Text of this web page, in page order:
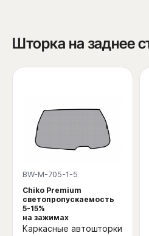
Шторка на заднее
BW-M-705-1-5
Chiko Premium
светопропускаемость
5-15%
на зажимах
Каркасные автошторки